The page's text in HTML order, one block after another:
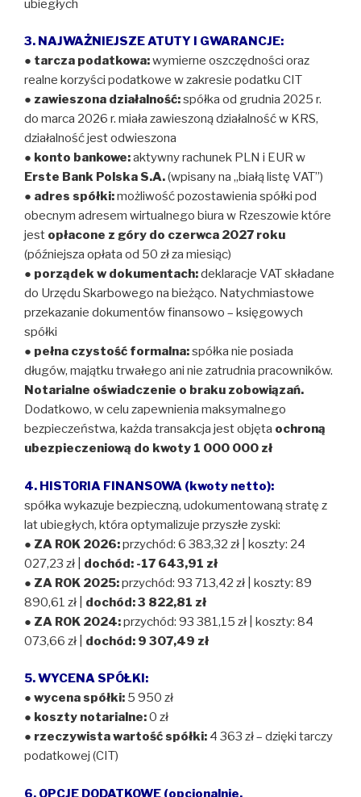
ubiegłych
3. NAJWAŻNIEJSZE ATUTY I GWARANCJE:
● tarcza podatkowa:wymierne oszczędności oraz
realne korzyści podatkowe w zakresie podatku CIT
● zawieszona działalność:spółka od grudnia 2025 r.
do marca 2026 r. miała zawieszoną działalność w KRS,
działalność jest odwieszona
● konto bankowe:aktywny rachunek PLN i EUR w
Erste Bank Polska S.A.(wpisany na „białą listę VAT”)
● adres spółki:możliwość pozostawienia spółki pod
obecnym adresem wirtualnego biura w Rzeszowie które
jest opłacone z góry do czerwca 2027 roku
(późniejsza opłata od 50 zł za miesiąc)
● porządek w dokumentach:deklaracje VAT składane
do Urzędu Skarbowego na bieżąco. Natychmiastowe
przekazanie dokumentów finansowo – księgowych
spółki
● pełna czystość formalna:spółka nie posiada
długów, majątku trwałego ani nie zatrudnia pracowników.
Notarialne oświadczenie o braku zobowiązań.
Dodatkowo, w celu zapewnienia maksymalnego
bezpieczeństwa, każda transakcja jest objęta ochroną
ubezpieczeniową do kwoty 1 000 000 zł
4. HISTORIA FINANSOWA (kwoty netto):
spółka wykazuje bezpieczną, udokumentowaną stratę z
lat ubiegłych, która optymalizuje przyszłe zyski:
● ZA ROK 2026:przychód: 6 383,32 zł | koszty: 24
027,23 zł | dochód: -17 643,91 zł
● ZA ROK 2025:przychód: 93 713,42 zł | koszty: 89
890,61 zł | dochód: 3 822,81 zł
● ZA ROK 2024:przychód: 93 381,15 zł | koszty: 84
073,66 zł | dochód: 9 307,49 zł
5. WYCENA SPÓŁKI:
● wycena spółki: 5 950 zł
● koszty notarialne:0 zł
● rzeczywista wartość spółki: 4 363 zł – dzięki tarczy
podatkowej (CIT)
6. OPCJE DODATKOWE (opcjonalnie,